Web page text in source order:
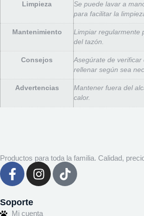
Limpieza
Se puede lavar a
para facilitar la
Mantenimiento
Limpiar regularmente
del tazón.
Consejos
Asegúrate de verificar
rellenar según sea
Advertencias
Mantener fuera del
calor.
Productos para toda la familia. Calidad,
Soporte
Mi cuenta